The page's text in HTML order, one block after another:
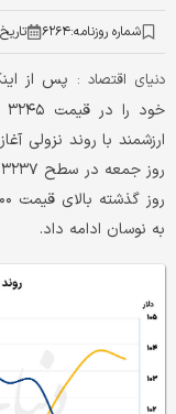
شماره روزنامه:۶۲۶۴
دنیای اقتصاد : پس از
ارزشمند با روند نزولی
به نوسان ادامه داد.